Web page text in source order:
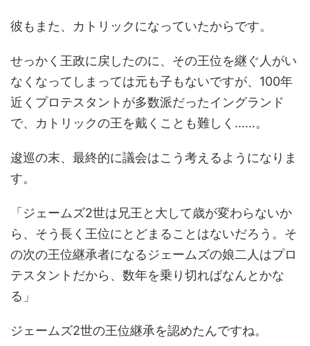
彼もまた、カトリックになっていたからです。
せっかく王政に戻したのに、その王位を継ぐ人がい
なくなってしまっては元も子もないですが、100年
近くプロテスタントが多数派だったイングランド
で、カトリックの王を戴くことも難しく……。
逡巡の末、最終的に議会はこう考えるようになりま
す。
「ジェームズ2世は兄王と大して歳が変わらないか
ら、そう長く王位にとどまることはないだろう。そ
の次の王位継承者になるジェームズの娘二人はプロ
テスタントだから、数年を乗り切ればなんとかな
る」
ジェームズ2世の王位継承を認めたんですね。